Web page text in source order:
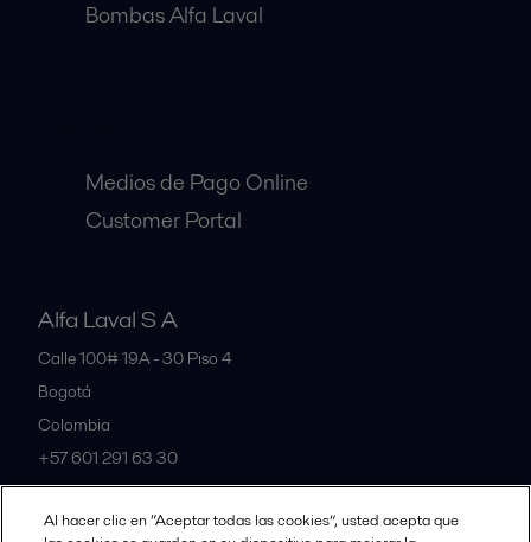
Bombas Alfa Laval
Medios de Pago Online
Customer Portal
Alfa Laval S A
Calle 100# 19A - 30 Piso 4
Bogotá
Colombia
+57 601 291 63 30
All offices and partners
Al hacer clic en “Aceptar todas las cookies”, usted acepta que